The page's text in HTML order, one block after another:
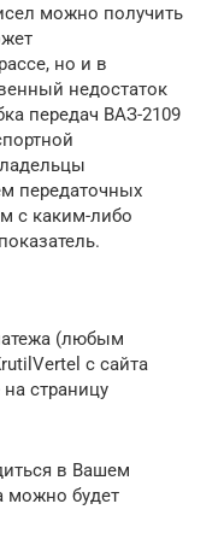
можно получить
но и в
недостаток
передач ВАЗ-2109
передаточных
с каким-либо
(любым
с сайта
страницу
в Вашем
можно будет